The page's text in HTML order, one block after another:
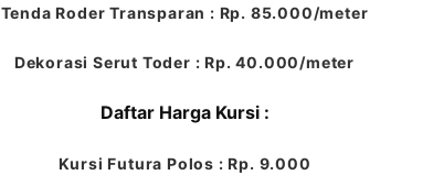
Tenda Roder Transparan : Rp. 85.000/meter
Dekorasi Serut Toder : Rp. 40.000/meter
Daftar Harga Kursi :
Kursi Futura Polos : Rp. 9.000